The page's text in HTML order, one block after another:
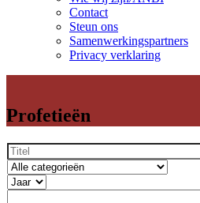
Contact
Steun ons
Samenwerkingspartners
Privacy verklaring
Profetieën